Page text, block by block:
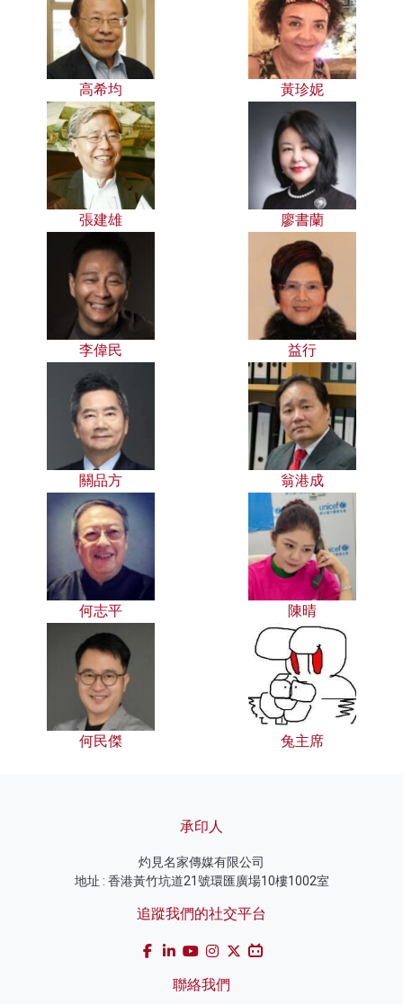
高希均 黃珍妮
張建雄 廖書蘭
李偉民 益行
關品方 翁港成
何志平 陳晴
何民傑 兔主席
承印人
灼見名家傳媒有限公司
地址 : 香港黃竹坑道21號環匯廣場10樓1002室
追蹤我們的社交平台
聯絡我們